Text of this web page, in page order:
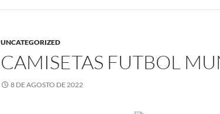
UNCATEGORIZED
CAMISETAS FUTBOL
8 DE AGOSTO DE 2022